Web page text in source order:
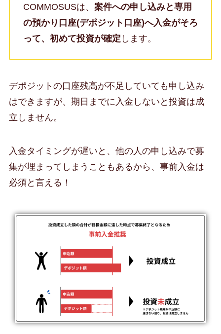
COMMOSUSは、 案件への申し込みと専用
の預かり口座(デポジット口座)へ入金がそろ
って、初めて投資が確定 します。
デポジットの口座残高が不足していても申し込み
はできますが、期日までに入金しないと投資は成
立しません。
入金タイミングが遅いと、他の人の申し込みで募
集が埋まってしまうこともあるから、事前入金は
必須と言える！